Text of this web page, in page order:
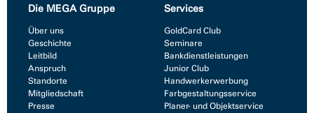
Die MEGA Gruppe
Über uns
Geschichte
Leitbild
Anspruch
Standorte
Mitgliedschaft
Presse
Services
GoldCard Club
Seminare
Bankdienstleistungen
Junior Club
Handwerkerwerbung
Farbgestaltungsservice
Planer- und Objektservice